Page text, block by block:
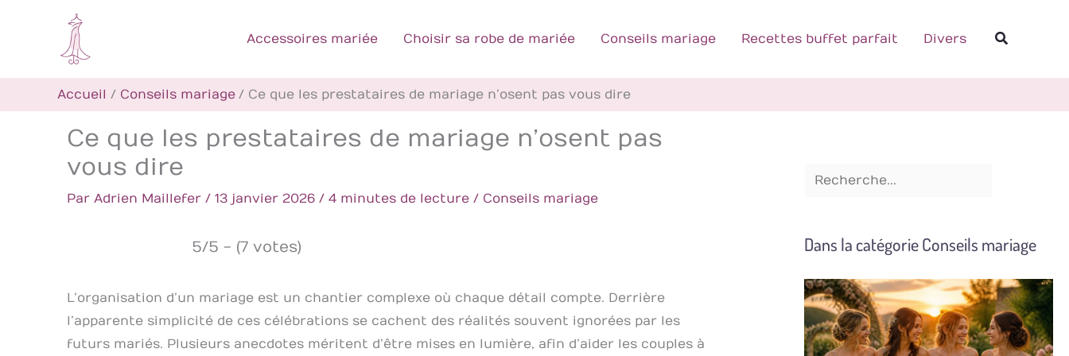
Accessoires mariée Choisir sa robe de mariée Conseils mariage Recettes buffet parfait Divers
Accueil Conseils mariage Ce que les prestataires de mariage n’osent pas vous dire
Ce que les prestataires de mariage n’osent pas
vous dire
Par Adrien Maillefer / 13 janvier 2026 / 4 minutes de lecture / Conseils mariage
5/5 - (7 votes)
L’organisation d’un mariage est un chantier complexe où chaque détail compte. Derrière
l’apparente simplicité de ces célébrations se cachent des réalités souvent ignorées par les
futurs mariés. Plusieurs anecdotes méritent d’être mises en lumière, afin d’aider les couples à
e
e
r
Dans la catégorie Conseils mariage